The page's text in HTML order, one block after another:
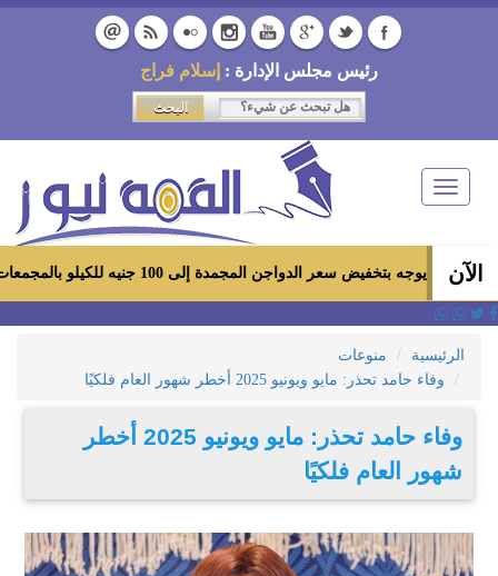
رئيس مجلس الإدارة : إسلام فراج
Toggle
navigation
الآن
سعر الدواجن المجمدة إلى 100 جنيه للكيلو بالمجمعات الاستهلاكية ومعارض «أهلاً رمضان»
الرئيسية
منوعات
وفاء حامد تحذر: مايو ويونيو 2025 أخطر شهور العام فلكيًا
وفاء حامد تحذر: مايو ويونيو 2025 أخطر
شهور العام فلكيًا